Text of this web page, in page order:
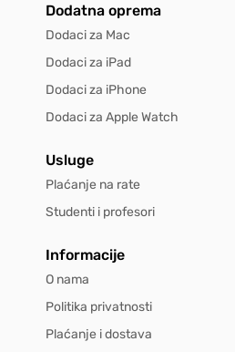
Dodatna oprema
Dodaci za Mac
Dodaci za iPad
Dodaci za iPhone
Dodaci za Apple Watch
Usluge
Plaćanje na rate
Studenti i profesori
Informacije
O nama
Politika privatnosti
Plaćanje i dostava